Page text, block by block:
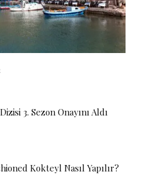
3. Sezon Onayını Aldı
Kokteyl Nasıl Yapılır?